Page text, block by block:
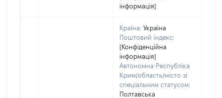
інформація]
Країна: Україна
Поштовий індекс:
[Конфіденційна
інформація]
Автономна Республіка
Крим/область/місто зі
спеціальним статусом:
Полтавська